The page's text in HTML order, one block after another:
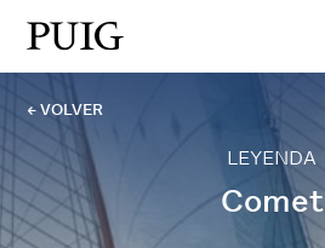
← VOLVER
LEYENDA
Comet